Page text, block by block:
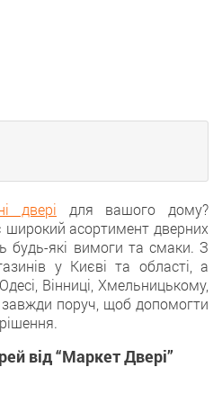
двері для вашого дому?
широкий асортимент дверних
будь-які вимоги та смаки. З
у Києві та області, а
Вінниці, Хмельницькому,
поруч, щоб допомогти
від “Маркет Двері”